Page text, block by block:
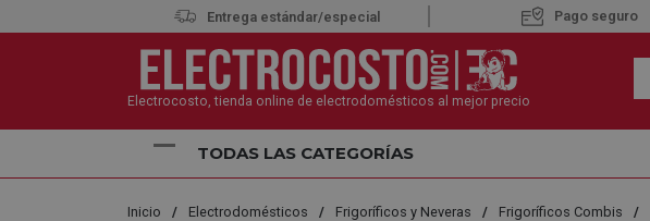
Entrega estándar/especial Pago seguro
Electrocosto, tienda online de electrodomésticos al mejor precio
TODAS LAS CATEGORÍAS
Inicio Electrodomésticos Frigoríficos y Neveras Frigoríficos Combis